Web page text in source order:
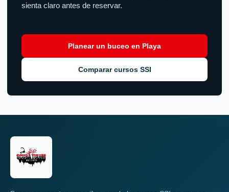
sienta claro antes de reservar.
Planear un buceo en Playa
Comparar cursos SSI